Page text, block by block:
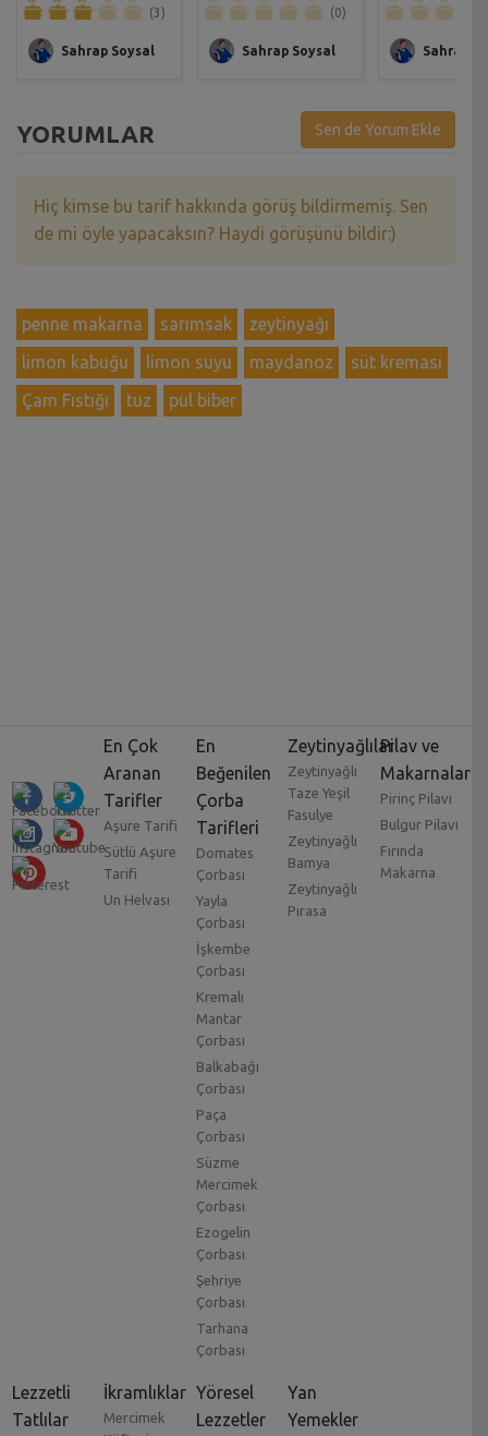
(3)
Sahrap Soysal
(0)
Sahrap Soysal Sahrap
YORUMLAR Sen de Yorum Ekle
Hiç kimse bu tarif hakkında görüş bildirmemiş. Sen
de mi öyle yapacaksın? Haydi görüşünü bildir:)
penne makarna sarımsak
zeytinyağı
limon kabuğu
limon suyu maydanoz
süt kreması
Çam Fıstığı
tuz pul biber
En Çok
Aranan
Tarifler
Aşure Tarifi
Sütlü Aşure
Tarifi
Un Helvası
En
Beğenilen
Çorba
Tarifleri
Domates
Çorbası
Yayla
Çorbası
İşkembe
Çorbası
Kremalı
Mantar
Çorbası
Balkabağı
Çorbası
Paça
Çorbası
Süzme
Mercimek
Çorbası
Ezogelin
Çorbası
Şehriye
Çorbası
Tarhana
Çorbası
Zeytinyağlılar
Zeytinyağlı
Taze Yeşil
Fasulye
Zeytinyağlı
Bamya
Zeytinyağlı
Pırasa
Pilav ve
Makarnalar
Pirinç Pilavı
Bulgur Pilavı
Fırında
Makarna
Lezzetli
Tatlılar
İkramlıklar
Mercimek
Yöresel
Lezzetler
Yan
Yemekler